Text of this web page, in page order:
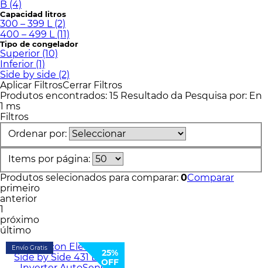
Tecnología
Sonido
Herramientas
Cuidado
Personal
B (4)
Capacidad litros
300 – 399 L (2)
400 – 499 L (11)
Tipo de congelador
Superior (10)
Inferior (1)
Side by side (2)
Aplicar FiltrosCerrar Filtros
Produtos encontrados: 15 Resultado da Pesquisa por: En
1 ms
Filtros
Ordenar por:
Items por página:
Produtos selecionados para comparar: 0Comparar
primeiro
anterior
1
próximo
último
Envío Gratis
25%
OFF